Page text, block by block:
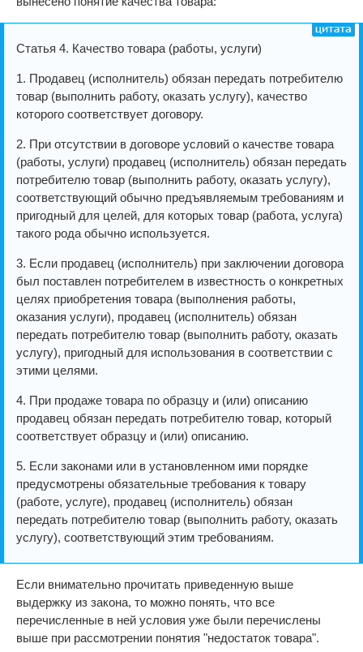
Статья 4. Качество товара (работы, услуги)
1. Продавец (исполнитель) обязан передать потребителю
товар (выполнить работу, оказать услугу), качество
которого соответствует договору.
2. При отсутствии в договоре условий о качестве товара
(работы, услуги) продавец (исполнитель) обязан передать
потребителю товар (выполнить работу, оказать услугу),
соответствующий обычно предъявляемым требованиям и
пригодный для целей, для которых товар (работа, услуга)
такого рода обычно используется.
3. Если продавец (исполнитель) при заключении договора
был поставлен потребителем в известность о конкретных
целях приобретения товара (выполнения работы,
оказания услуги), продавец (исполнитель) обязан
передать потребителю товар (выполнить работу, оказать
услугу), пригодный для использования в соответствии с
этими целями.
4. При продаже товара по образцу и (или) описанию
продавец обязан передать потребителю товар, который
соответствует образцу и (или) описанию.
5. Если законами или в установленном ими порядке
предусмотрены обязательные требования к товару
(работе, услуге), продавец (исполнитель) обязан
передать потребителю товар (выполнить работу, оказать
услугу), соответствующий этим требованиям.
Если внимательно прочитать приведенную выше
выдержку из закона, то можно понять, что все
перечисленные в ней условия уже были перечислены
выше при рассмотрении понятия "недостаток товара".